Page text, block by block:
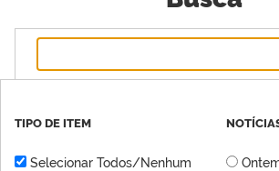
TIPO DE ITEM
Selecionar Todos/Nenhum